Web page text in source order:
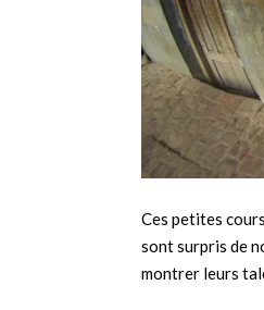
Ces petites
sont surpris de
montrer leurs